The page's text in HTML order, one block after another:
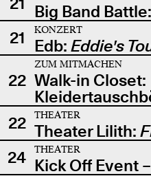
Big Band
21
KONZERT
Edb: Eddie's
22
ZUM MITMACHEN
Walk-in Closet:
22
THEATER
Theater Lilith:
24
THEATER
Kick Off Event